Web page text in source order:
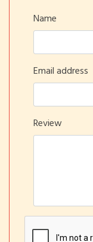
Name
Email address
Review